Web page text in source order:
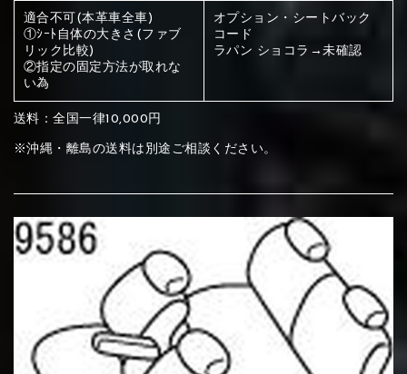
赤く塗られている場所を選択
ください
メイン生地は下記16種類からご選択ください。
①Beige ③Red
④Brown ⑤Dark Brown ⑥Yellow
赤く塗られている部分にカラ
ー選択ください
①Beige ②Gray ③Red
刺繍は下記21種類からご選択ください。
赤く塗られている場所を選択
ください
刺繍は下記21種類からご選択ください。
赤く塗られている場所を選択
ください
刺繍は下記21種類からご選択ください。
適合不可(本革車全車)
①ｼｰﾄ自体の大きさ(ファブ
リック比較)
②指定の固定方法が取れな
い為
オプション・シートバック
コード
ラパン ショコラ→未確認
送料：全国一律10,000円
※沖縄・離島の送料は別途ご相談ください。